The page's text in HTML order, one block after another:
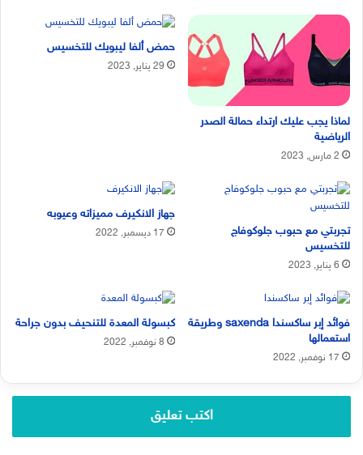
لماذا يجب عليك ارتداء حمالة الصدر
الرياضية
2 مارس, 2023
حمض ألفا ليبويك للتخسيس
29 يناير, 2023
تجربتي مع حبوب جلوكوفاج
للتخسيس
6 يناير, 2023
جهاز الانكيرف مميزاته وعيوبه
17 ديسمبر, 2022
فوائد إبر ساكسندا saxenda وطريقة
استعمالها
17 نوفمبر, 2022
كبسولة المعدة للتنحيف بدون جراحة
8 نوفمبر, 2022
اكتب تعليق